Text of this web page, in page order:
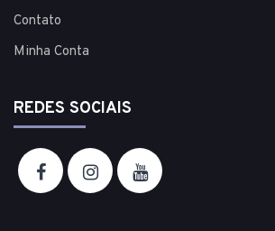
Contato
Minha Conta
REDES SOCIAIS